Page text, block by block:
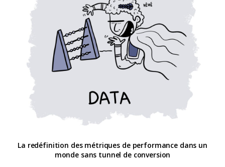
La redéfinition des métriques de performance dans un
monde sans tunnel de conversion